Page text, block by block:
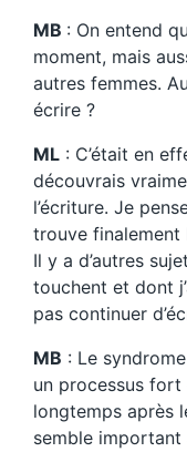
MB : On entend
moment, mais
autres femmes.
écrire ?
ML : C’était en
découvrais
l’écriture. Je
trouve finalement
Il y a d’autres
touchent et dont
pas continuer
MB : Le
un processus
longtemps après
semble important